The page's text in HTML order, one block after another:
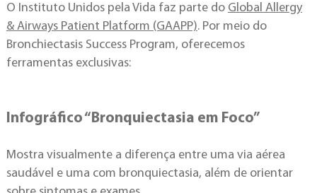
O Instituto Unidos pela Vida faz parte do Global Allergy
& Airways Patient Platform (GAAPP). Por meio do
Bronchiectasis Success Program, oferecemos
ferramentas exclusivas:
Infográfico “Bronquiectasia em Foco”
Mostra visualmente a diferença entre uma via aérea
saudável e uma com bronquiectasia, além de orientar